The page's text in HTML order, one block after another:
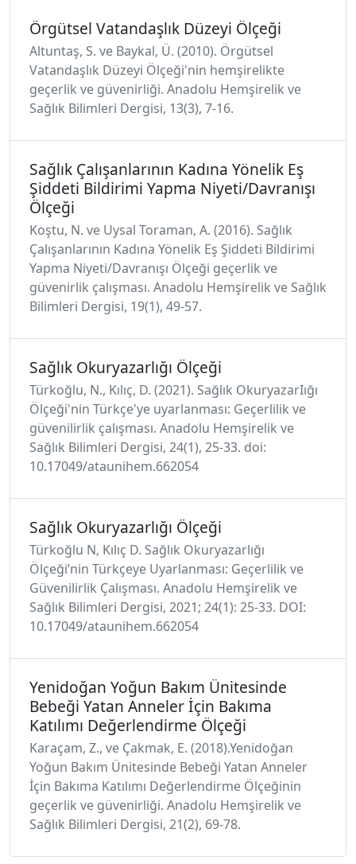
Örgütsel Vatandaşlık Düzeyi Ölçeği
Altuntaş, S. ve Baykal, Ü. (2010). Örgütsel
Vatandaşlık Düzeyi Ölçeği'nin hemşirelikte
geçerlik ve güvenirliği. Anadolu Hemşirelik ve
Sağlık Bilimleri Dergisi, 13(3), 7-16.
Sağlık Çalışanlarının Kadına Yönelik Eş
Şiddeti Bildirimi Yapma Niyeti/Davranışı
Ölçeği
Koştu, N. ve Uysal Toraman, A. (2016). Sağlık
Çalışanlarının Kadına Yönelik Eş Şiddeti Bildirimi
Yapma Niyeti/Davranışı Ölçeği geçerlik ve
güvenirlik çalışması. Anadolu Hemşirelik ve Sağlık
Bilimleri Dergisi, 19(1), 49-57.
Sağlık Okuryazarlığı Ölçeği
Türkoğlu, N., Kılıç, D. (2021). Sağlık OkuryazarIığı
Ölçeği'nin Türkçe'ye uyarlanması: Geçerlilik ve
güvenilirlik çalışması. Anadolu Hemşirelik ve
Sağlık Bilimleri Dergisi, 24(1), 25-33. doi:
10.17049/ataunihem.662054
Sağlık Okuryazarlığı Ölçeği
Türkoğlu N, Kılıç D. Sağlık Okuryazarlığı
Ölçeği’nin Türkçeye Uyarlanması: Geçerlilik ve
Güvenilirlik Çalışması. Anadolu Hemşirelik ve
Sağlık Bilimleri Dergisi, 2021; 24(1): 25-33. DOI:
10.17049/ataunihem.662054
Yenidoğan Yoğun Bakım Ünitesinde
Bebeği Yatan Anneler İçin Bakıma
Katılımı Değerlendirme Ölçeği
Karaçam, Z., ve Çakmak, E. (2018).Yenidoğan
Yoğun Bakım Ünitesinde Bebeği Yatan Anneler
İçin Bakıma Katılımı Değerlendirme Ölçeğinin
geçerlik ve güvenirliği. Anadolu Hemşirelik ve
Sağlık Bilimleri Dergisi, 21(2), 69-78.